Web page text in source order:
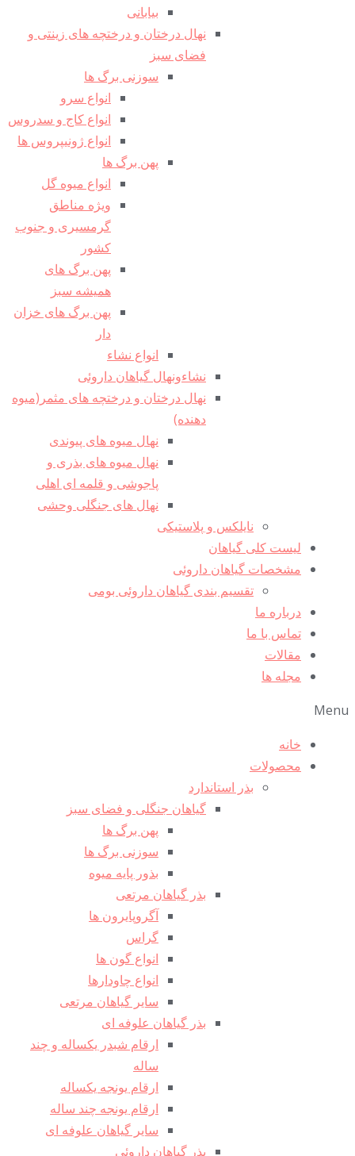
بیابانی
نهال درختان و درختچه های زینتی و
فضای سبز
سوزنی برگ ها
انواع سرو
انواع کاج و سدروس
انواع ژونیپروس ها
پهن برگ ها
انواع میوه گل
ویژه مناطق
گرمسیری و جنوب
کشور
پهن برگ های
همیشه سبز
پهن برگ های خزان
دار
انواع نشاء
نشاءونهال گیاهان داروئی
نهال درختان و درختچه های مثمر(میوه
دهنده)
نهال میوه های پیوندی
نهال میوه های بذری و
پاجوشی و قلمه ای اهلی
نهال های جنگلی وحشی
نایلکس و پلاستیکی
لیست کلی گیاهان
مشخصات گیاهان داروئی
تقسیم بندی گیاهان داروئی بومی
درباره ما
تماس با ما
مقالات
مجله ها
Menu
خانه
محصولات
بذر استاندارد
گیاهان جنگلی و فضای سبز
پهن برگ ها
سوزنی برگ ها
بذور پایه میوه
بذر گیاهان مرتعی
آگروپایرون ها
گراس
انواع گون ها
انواع چاودارها
سایر گیاهان مرتعی
بذر گیاهان علوفه ای
ارقام شبدر یکساله و چند
ساله
ارقام یونجه یکساله
ارقام یونجه چند ساله
سایر گیاهان علوفه ای
بذر گیاهان داروئی